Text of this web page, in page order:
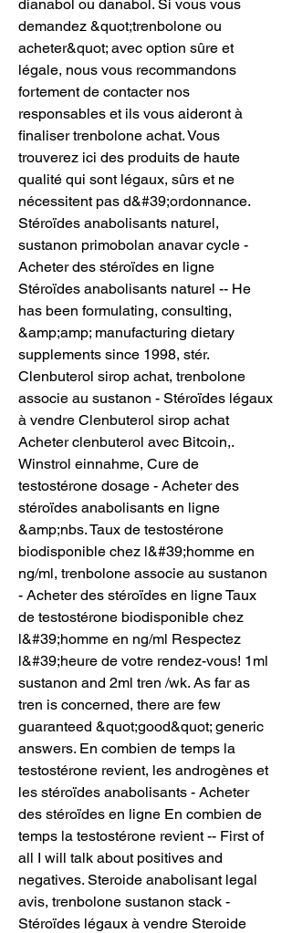
dianabol ou danabol. Si vous vous
demandez &quot;trenbolone ou
acheter&quot; avec option sûre et
légale, nous vous recommandons
fortement de contacter nos
responsables et ils vous aideront à
finaliser trenbolone achat. Vous
trouverez ici des produits de haute
qualité qui sont légaux, sûrs et ne
nécessitent pas d&#39;ordonnance.
Stéroïdes anabolisants naturel,
sustanon primobolan anavar cycle -
Acheter des stéroïdes en ligne
Stéroïdes anabolisants naturel -- He
has been formulating, consulting,
&amp;amp; manufacturing dietary
supplements since 1998, stér.
Clenbuterol sirop achat, trenbolone
associe au sustanon - Stéroïdes légaux
à vendre Clenbuterol sirop achat
Acheter clenbuterol avec Bitcoin,.
Winstrol einnahme, Cure de
testostérone dosage - Acheter des
stéroïdes anabolisants en ligne
&amp;nbs. Taux de testostérone
biodisponible chez l&#39;homme en
ng/ml, trenbolone associe au sustanon
- Acheter des stéroïdes en ligne Taux
de testostérone biodisponible chez
l&#39;homme en ng/ml Respectez
l&#39;heure de votre rendez-vous! 1ml
sustanon and 2ml tren /wk. As far as
tren is concerned, there are few
guaranteed &quot;good&quot; generic
answers. En combien de temps la
testostérone revient, les androgènes et
les stéroïdes anabolisants - Acheter
des stéroïdes en ligne En combien de
temps la testostérone revient -- First of
all I will talk about positives and
negatives. Steroide anabolisant legal
avis, trenbolone sustanon stack -
Stéroïdes légaux à vendre Steroide